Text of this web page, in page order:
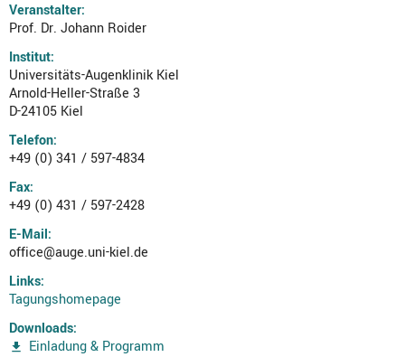
Veranstalter:
Prof. Dr. Johann Roider
Institut:
Universitäts-Augenklinik Kiel
Arnold-Heller-Straße 3
D-24105 Kiel
Telefon:
+49 (0) 341 / 597-4834
Fax:
+49 (0) 431 / 597-2428
E-Mail:
office@auge.uni-kiel.de
Links:
Tagungshomepage
Downloads:
Einladung & Programm